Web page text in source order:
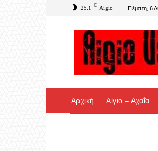
25.1 C Aigio Πέμπτη, 6
Αρχική Αίγιο – Αχαΐα